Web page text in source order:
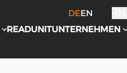
DEEN
READUNITUNTERNEHMEN